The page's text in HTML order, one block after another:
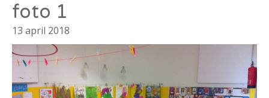
foto 1
13 april 2018